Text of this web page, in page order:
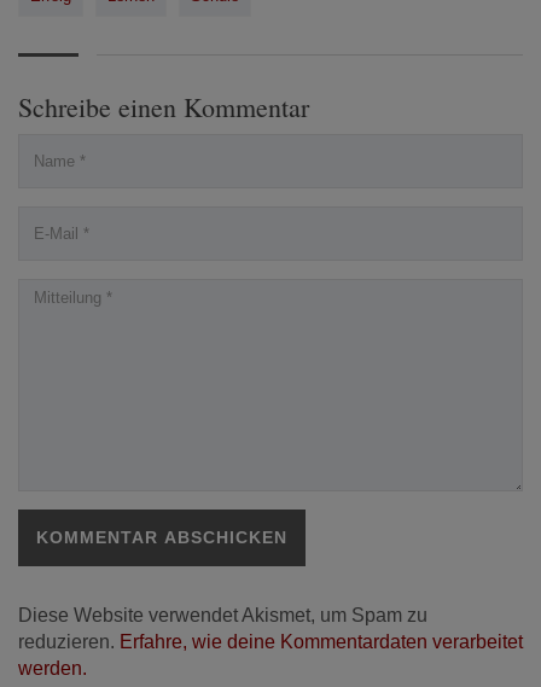
Schreibe einen Kommentar
Diese Website verwendet Akismet, um Spam zu
reduzieren. Erfahre, wie deine Kommentardaten verarbeitet
werden.